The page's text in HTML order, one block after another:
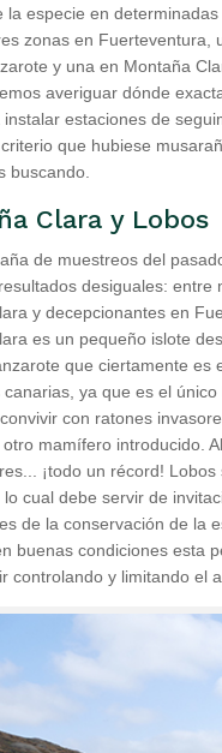
la especie en
zonas en Fuerteventura,
y una en Montaña
averiguar dónde
estaciones de
que hubiese
buscando.
Clara y Lobos
de muestreos del
desiguales: entre
y decepcionantes en
es un pequeño islote
que ciertamente es
canarias, ya que es el
con ratones
mamífero introducido.
¡todo un récord!
cual debe servir de
de la conservación de la
buenas condiciones esta
controlando y limitando el